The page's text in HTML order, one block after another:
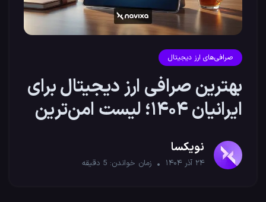
صرافی‌های ارز دیجیتال
بهترین صرافی ارز دیجیتال برای
ایرانیان ۱۴۰۴؛ لیست امن‌ترین
نویکسا
۲۴ آذر ۱۴۰۴ زمان خواندن: 5 دقیقه